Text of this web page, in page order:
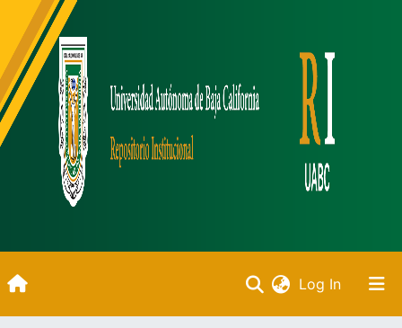
Log In(current)